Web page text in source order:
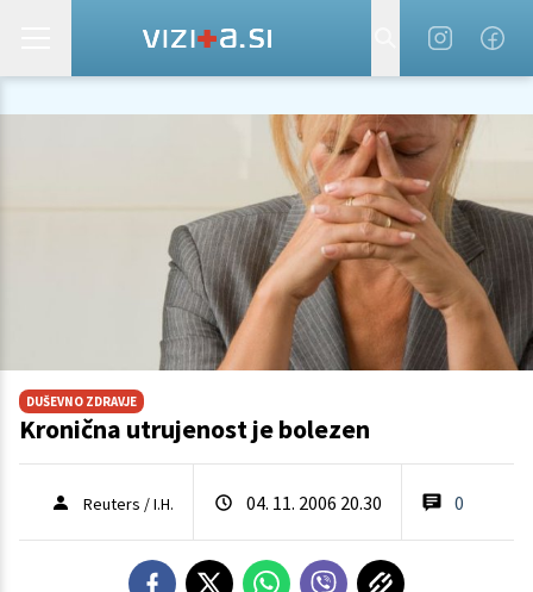
DUŠEVNO ZDRAVJE
Kronična utrujenost je bolezen
Reuters / I.H. 04. 11. 2006 20.30 0